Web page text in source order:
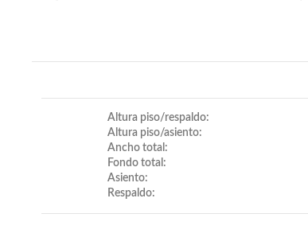
Altura piso/respaldo:
Altura piso/asiento:
Ancho total:
Fondo total:
Asiento:
Respaldo: